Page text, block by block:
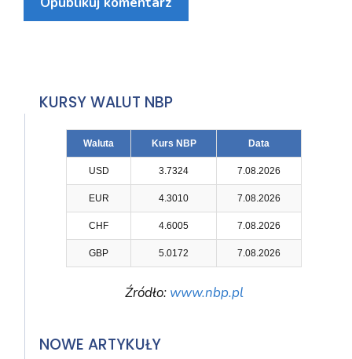
KURSY WALUT NBP
Waluta Kurs NBP Data
USD 3.7324 7.08.2026
EUR 4.3010 7.08.2026
CHF 4.6005 7.08.2026
GBP 5.0172 7.08.2026
Źródło: www.nbp.pl
NOWE ARTYKUŁY